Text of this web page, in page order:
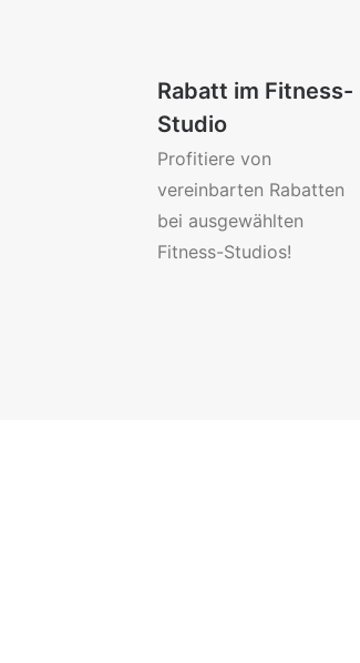
Rabatt im Fitness-
Studio
Profitiere von
vereinbarten Rabatten
bei ausgewählten
Fitness-Studios!